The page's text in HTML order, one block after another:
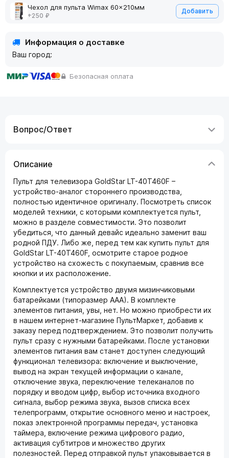
Чехол для пульта Wimax 60x210мм
+250 ₽
Добавить
Информация о доставке
Ваш город:
Безопасная оплата
Вопрос/Ответ
Описание
Пульт для телевизора GoldStar LT-40T460F –
устройство-аналог стороннего производства,
полностью идентичное оригиналу. Посмотреть список
моделей техники, с которыми комплектуется пульт,
можно в разделе совместимости. Это позволит
убедиться, что данный девайс идеально заменит ваш
родной ПДУ. Либо же, перед тем как купить пульт для
GoldStar LT-40T460F, осмотрите старое родное
устройство на схожесть с покупаемым, сравнив все
кнопки и их расположение.
Комплектуется устройство двумя мизинчиковыми
батарейками (типоразмер ААА). В комплекте
элементов питания, увы, нет. Но можно приобрести их
в нашем интернет-магазине ПультМаркет, добавив к
заказу перед подтверждением. Это позволит получить
пульт сразу с нужными батарейками. После установки
элементов питания вам станет доступен следующий
функционал телевизора: включение и выключение,
вывод на экран текущей информации о канале,
отключение звука, переключение телеканалов по
порядку и вводом цифр, выбор источника входного
сигнала, выбор режима звука, вызов списка всех
телепрограмм, открытие основного меню и настроек,
показ электронной программы передач, установка
таймера, включение режима цифрового радио,
активация субтитров и множество других
полезностей. Перед отправкой пульт упаковывается в